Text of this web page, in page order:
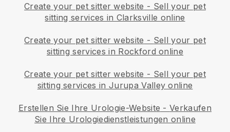
Create your pet sitter website - Sell your pet
sitting services in Clarksville online
Create your pet sitter website - Sell your pet
sitting services in Rockford online
Create your pet sitter website - Sell your pet
sitting services in Jurupa Valley online
Erstellen Sie Ihre Urologie-Website -Verkaufen
Sie Ihre Urologiedienstleistungen online